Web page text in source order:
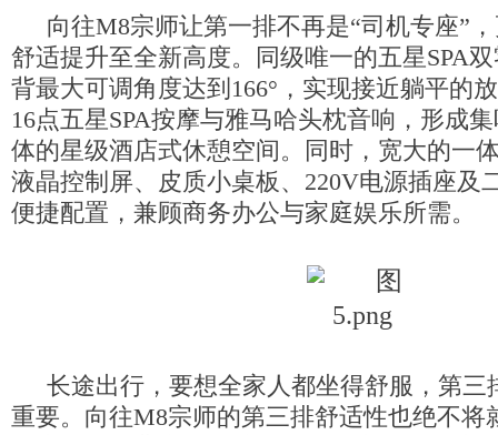
向往M8宗师让第一排不再是“司机专座”
舒适提升至全新高度。同级唯一的五星SPA
背最大可调角度达到166°，实现接近躺平的
16点五星SPA按摩与雅马哈头枕音响，形成
体的星级酒店式休憩空间。同时，宽大的一
液晶控制屏、皮质小桌板、220V电源插座及
便捷配置，兼顾商务办公与家庭娱乐所需。
长途出行，要想全家人都坐得舒服，第三
重要。向往M8宗师的第三排舒适性也绝不将